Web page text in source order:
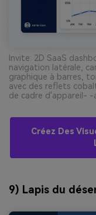
Invite: 2D SaaS
navigation latérale,
graphique à barres,
avec des reflets
de cadre d'appareil- -
Créez Des
9) Lapis du